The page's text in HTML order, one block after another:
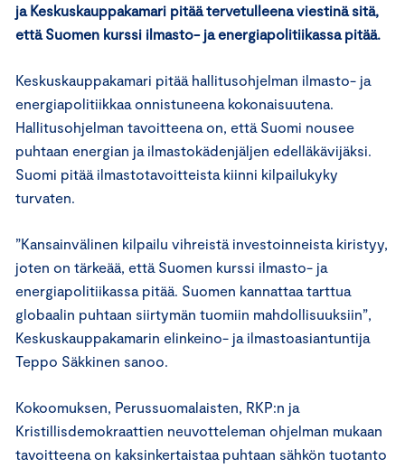
ja Keskuskauppakamari pitää tervetulleena viestinä sitä,
että Suomen kurssi ilmasto- ja energiapolitiikassa pitää.
Keskuskauppakamari pitää hallitusohjelman ilmasto- ja
energiapolitiikkaa onnistuneena kokonaisuutena.
Hallitusohjelman tavoitteena on, että Suomi nousee
puhtaan energian ja ilmastokädenjäljen edelläkävijäksi.
Suomi pitää ilmastotavoitteista kiinni kilpailukyky
turvaten.
”Kansainvälinen kilpailu vihreistä investoinneista kiristyy,
joten on tärkeää, että Suomen kurssi ilmasto- ja
energiapolitiikassa pitää. Suomen kannattaa tarttua
globaalin puhtaan siirtymän tuomiin mahdollisuuksiin”,
Keskuskauppakamarin elinkeino- ja ilmastoasiantuntija
Teppo Säkkinen sanoo.
Kokoomuksen, Perussuomalaisten, RKP:n ja
Kristillisdemokraattien neuvotteleman ohjelman mukaan
tavoitteena on kaksinkertaistaa puhtaan sähkön tuotanto